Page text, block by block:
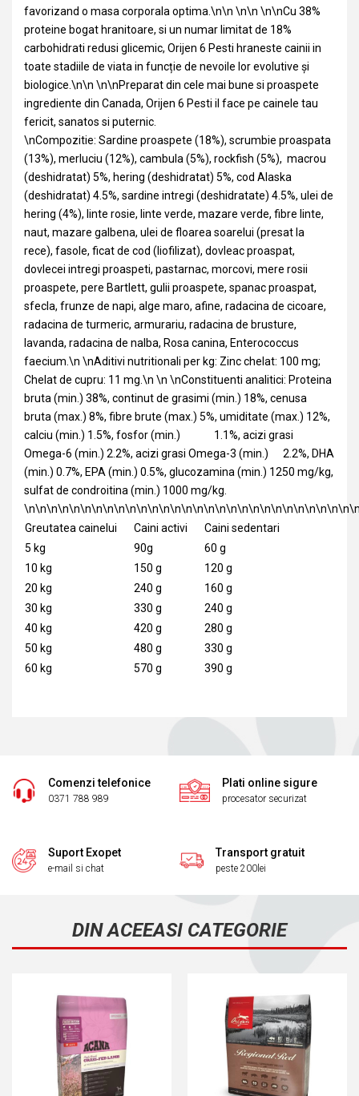
favorizand o masa corporala optima.\n\n \n\n \n\nCu 38%
proteine ​​bogat hranitoare, si un numar limitat de 18%
carbohidrati redusi glicemic, Orijen 6 Pesti hraneste cainii in
toate stadiile de viata in funcție de nevoile lor evolutive și
biologice.\n\n \n\nPreparat din cele mai bune si proaspete
ingrediente din Canada, Orijen 6 Pesti il face pe cainele tau
fericit, sanatos si puternic.
\nCompozitie: Sardine proaspete (18%), scrumbie proaspata
(13%), merluciu (12%), cambula (5%), rockfish (5%), macrou
(deshidratat) 5%, hering (deshidratat) 5%, cod Alaska
(deshidratat) 4.5%, sardine intregi (deshidratate) 4.5%, ulei de
hering (4%), linte rosie, linte verde, mazare verde, fibre linte,
naut, mazare galbena, ulei de floarea soarelui (presat la
rece), fasole, ficat de cod (liofilizat), dovleac proaspat,
dovlecei intregi proaspeti, pastarnac, morcovi, mere rosii
proaspete, pere Bartlett, gulii proaspete, spanac proaspat,
sfecla, frunze de napi, alge maro, afine, radacina de cicoare,
radacina de turmeric, armurariu, radacina de brusture,
lavanda, radacina de nalba, Rosa canina, Enterococcus
faecium.\n \nAditivi nutritionali per kg: Zinc chelat: 100 mg;
Chelat de cupru: 11 mg.\n \n \nConstituenti analitici: Proteina
bruta (min.) 38%, continut de grasimi (min.) 18%, cenusa
bruta (max.) 8%, fibre brute (max.) 5%, umiditate (max.) 12%,
calciu (min.) 1.5%, fosfor (min.) 1.1%, acizi grasi
Omega-6 (min.) 2.2%, acizi grasi Omega-3 (min.) 2.2%, DHA
(min.) 0.7%, EPA (min.) 0.5%, glucozamina (min.) 1250 mg/kg,
sulfat de condroitina (min.) 1000 mg/kg.
Greutatea cainelui
Caini activi
Caini sedentari
5 kg
90g
60 g
10 kg
150 g
120 g
20 kg
240 g
160 g
30 kg
330 g
240 g
40 kg
420 g
280 g
50 kg
480 g
330 g
60 kg
570 g 390 g
Comenzi telefonice
0371 788 989
Plati online sigure
procesator securizat
Suport Exopet
e-mail si chat
Transport gratuit
peste 200lei
DIN ACEEASI CATEGORIE